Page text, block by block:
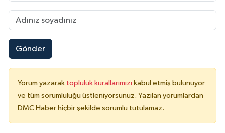
Gönder
Yorum yazarak topluluk kurallarımızı kabul etmiş bulunuyor
ve tüm sorumluluğu üstleniyorsunuz. Yazılan yorumlardan
DMC Haber hiçbir şekilde sorumlu tutulamaz.